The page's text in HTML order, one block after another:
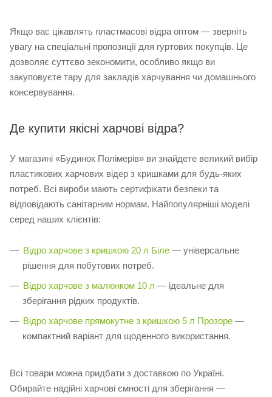
Якщо вас цікавлять пластмасові відра оптом — зверніть
увагу на спеціальні пропозиції для гуртових покупців. Це
дозволяє суттєво зекономити, особливо якщо ви
закуповуєте тару для закладів харчування чи домашнього
консервування.
Де купити якісні харчові відра?
У магазині «Будинок Полімерів» ви знайдете великий вибір
пластикових харчових відер з кришками для будь-яких
потреб. Всі вироби мають сертифікати безпеки та
відповідають санітарним нормам. Найпопулярніші моделі
серед наших клієнтів:
Відро харчове з кришкою 20 л Біле — універсальне
рішення для побутових потреб.
Відро харчове з малюнком 10 л — ідеальне для
зберігання рідких продуктів.
Відро харчове прямокутне з кришкою 5 л Прозоре —
компактний варіант для щоденного використання.
Всі товари можна придбати з доставкою по Україні.
Обирайте надійні харчові ємності для зберігання —